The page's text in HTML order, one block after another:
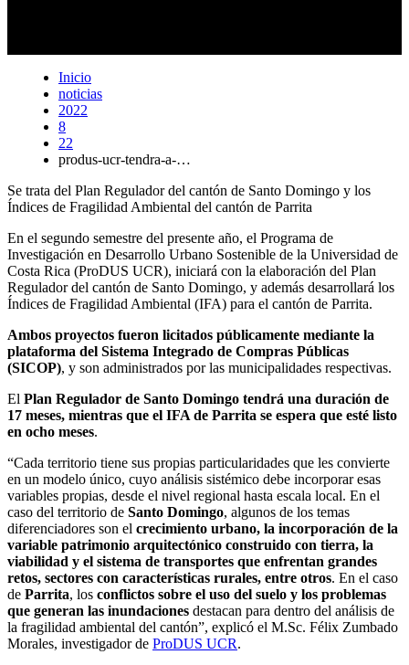
Inicio
noticias
2022
8
22
produs-ucr-tendra-a-…
Se trata del Plan Regulador del cantón de Santo Domingo y los
Índices de Fragilidad Ambiental del cantón de Parrita
En el segundo semestre del presente año, el Programa de
Investigación en Desarrollo Urbano Sostenible de la Universidad de
Costa Rica (ProDUS UCR), iniciará con la elaboración del Plan
Regulador del cantón de Santo Domingo, y además desarrollará los
Índices de Fragilidad Ambiental (IFA) para el cantón de Parrita.
Ambos proyectos fueron licitados públicamente mediante la
plataforma del Sistema Integrado de Compras Públicas
(SICOP), y son administrados por las municipalidades respectivas.
El Plan Regulador de Santo Domingo tendrá una duración de
17 meses, mientras que el IFA de Parrita se espera que esté listo
en ocho meses.
“Cada territorio tiene sus propias particularidades que les convierte
en un modelo único, cuyo análisis sistémico debe incorporar esas
variables propias, desde el nivel regional hasta escala local. En el
caso del territorio de Santo Domingo, algunos de los temas
diferenciadores son el crecimiento urbano, la incorporación de la
variable patrimonio arquitectónico construido con tierra, la
viabilidad y el sistema de transportes que enfrentan grandes
retos, sectores con características rurales, entre otros. En el caso
de Parrita, los conflictos sobre el uso del suelo y los problemas
que generan las inundaciones destacan para dentro del análisis de
la fragilidad ambiental del cantón”, explicó el M.Sc. Félix Zumbado
Morales, investigador de ProDUS UCR.